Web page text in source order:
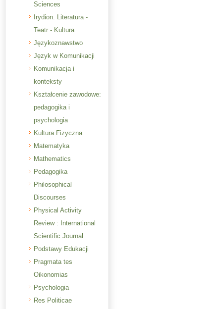
Sciences
Irydion. Literatura -
Teatr - Kultura
Językoznawstwo
Język w Komunikacji
Komunikacja i
konteksty
Kształcenie zawodowe:
pedagogika i
psychologia
Kultura Fizyczna
Matematyka
Mathematics
Pedagogika
Philosophical
Discourses
Physical Activity
Review : International
Scientific Journal
Podstawy Edukacji
Pragmata tes
Oikonomias
Psychologia
Res Politicae